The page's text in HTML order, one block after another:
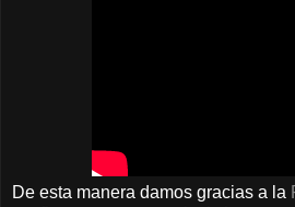
De esta manera damos gracias a la